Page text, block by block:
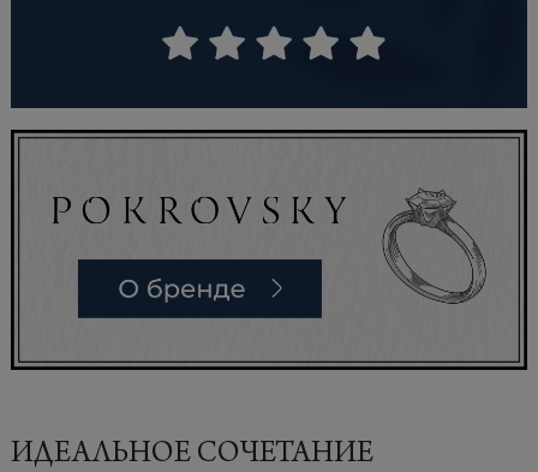
ИДЕАЛЬНОЕ СОЧЕТАНИЕ